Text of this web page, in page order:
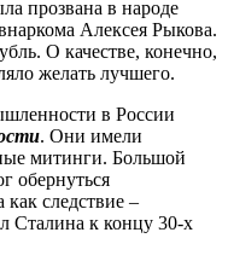
прозвана в народе
Алексея Рыкова.
О качестве, конечно,
желать лучшего.
в России
. Они имели
митинги. Большой
обернуться
следствие –
Сталина к концу 30-х